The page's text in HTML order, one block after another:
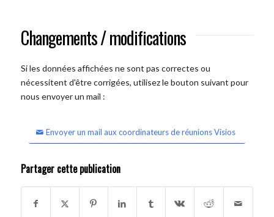
Changements / modifications
Si les données affichées ne sont pas correctes ou
nécessitent d'être corrigées, utilisez le bouton suivant pour
nous envoyer un mail :
Envoyer un mail aux coordinateurs de réunions Visios
Partager cette publication